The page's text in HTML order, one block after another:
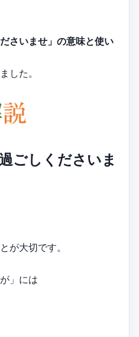
さいませ」の意味と使い
した。
ごしくださいま
が大切です。
」には